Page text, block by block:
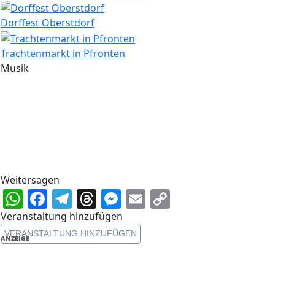
Dorffest Oberstdorf
Trachtenmarkt in Pfronten
Musik
Weitersagen
WhatsApp
Facebook
Telegram
Threads
Messenger
Email
Veranstaltung hinzufügen
VERANSTALTUNG HINZUFÜGEN
ANZEIGE